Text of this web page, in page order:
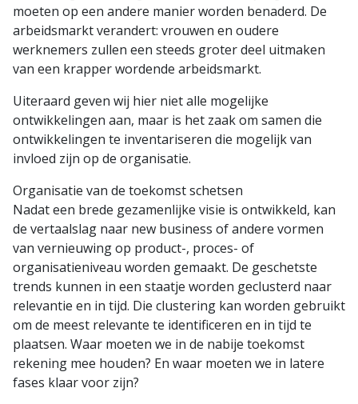
moeten op een andere manier worden benaderd. De
arbeidsmarkt verandert: vrouwen en oudere
werknemers zullen een steeds groter deel uitmaken
van een krapper wordende arbeidsmarkt.
Uiteraard geven wij hier niet alle mogelijke
ontwikkelingen aan, maar is het zaak om samen die
ontwikkelingen te inventariseren die mogelijk van
invloed zijn op de organisatie.
Organisatie van de toekomst schetsen
Nadat een brede gezamenlijke visie is ontwikkeld, kan
de vertaalslag naar new business of andere vormen
van vernieuwing op product-, proces- of
organisatieniveau worden gemaakt. De geschetste
trends kunnen in een staatje worden geclusterd naar
relevantie en in tijd. Die clustering kan worden gebruikt
om de meest relevante te identificeren en in tijd te
plaatsen. Waar moeten we in de nabije toekomst
rekening mee houden? En waar moeten we in latere
fases klaar voor zijn?